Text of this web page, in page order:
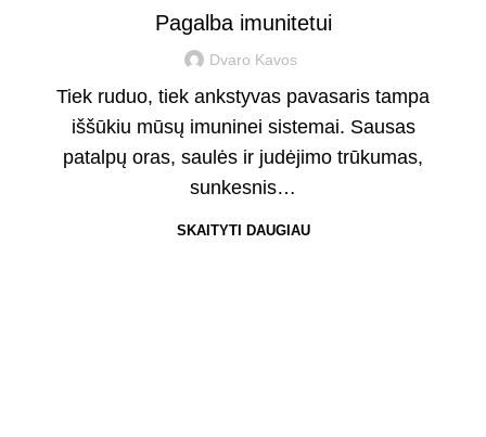
Pagalba imunitetui
Dvaro Kavos
Tiek ruduo, tiek ankstyvas pavasaris tampa
iššūkiu mūsų imuninei sistemai. Sausas
patalpų oras, saulės ir judėjimo trūkumas,
sunkesnis…
SKAITYTI DAUGIAU